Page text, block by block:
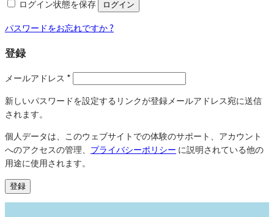
ログイン状態を保存
ログイン
パスワードをお忘れですか ?
登録
メールアドレス *
新しいパスワードを設定するリンクが登録メールアドレス宛に送信
されます。
個人データは、このウェブサイトでの体験のサポート、アカウント
へのアクセスの管理、 プライバシーポリシー に説明されている他の
用途に使用されます。
登録